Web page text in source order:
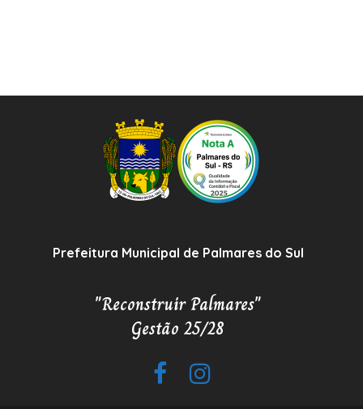
Prefeitura Municipal de Palmares do Sul
"Reconstruir Palmares"
Gestão 25/28